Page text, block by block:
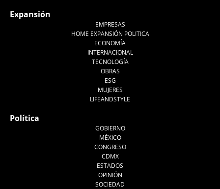
Expansión
EMPRESAS
HOME EXPANSIÓN POLITICA
ECONOMÍA
INTERNACIONAL
TECNOLOGÍA
OBRAS
ESG
MUJERES
LIFEANDSTYLE
Política
GOBIERNO
MÉXICO
CONGRESO
CDMX
ESTADOS
OPINIÓN
SOCIEDAD